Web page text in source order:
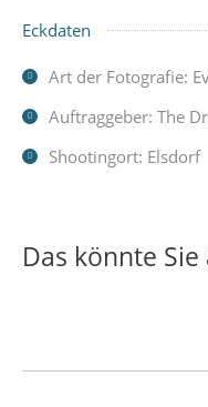
Eckdaten
Art der Fotografie:
Auftraggeber: The
Shootingort: Elsdorf
Das könnte